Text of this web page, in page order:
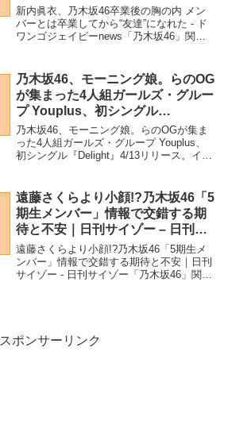
news
新内眞衣、乃木坂46卒業後の胸の内 メン
バーとは卒業してから“友達”になれた - ド
ワンゴジェイピーnews「乃木坂46」関連
ドワンゴジェイピーnews ...
乃木坂46、モーニング娘。らのOG
が集まった4人組ガールズ・グルー
プ Youplus、初シングル
『Delight』4/13リリース。インス
トア・ライヴ・ツアー＆豆柴の大
群とのツーマンも – Skream!
乃木坂46、モーニング娘。らのOGが集ま
った4人組ガールズ・グループ Youplus、
初シングル『Delight』4/13リリース。イン
品乃木坂46、モ...
遠藤さくらより小顔!?乃木坂46「5
期生メンバー」情報で交錯する期
待と不安｜日刊サイゾー – 日刊サ
イゾー
遠藤さくらより小顔!?乃木坂46「5期生メ
ンバー」情報で交錯する期待と不安｜日刊
サイゾー - 日刊サイゾー「乃木坂46」関連
スポンサーリンク